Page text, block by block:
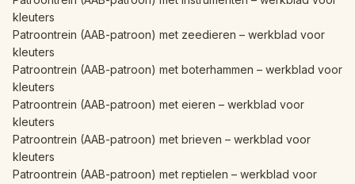
kleuters
Patroontrein (AAB-patroon) met zeedieren – werkblad voor
kleuters
Patroontrein (AAB-patroon) met boterhammen – werkblad voor
kleuters
Patroontrein (AAB-patroon) met eieren – werkblad voor
kleuters
Patroontrein (AAB-patroon) met brieven – werkblad voor
kleuters
Patroontrein (AAB-patroon) met reptielen – werkblad voor